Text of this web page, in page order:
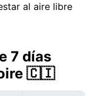
al aire libre
7 días
🇨🇮